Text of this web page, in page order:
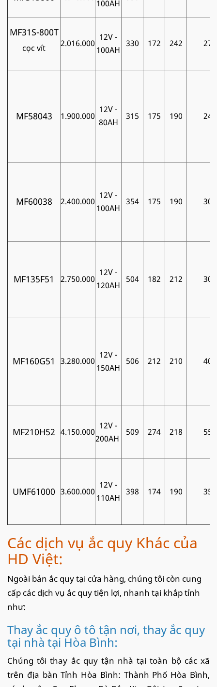
100AH
MF31S-800T
cọc vít 2.016.000
12V -
100AH
330 172 242 27
MF58043 1.900.000
12V -
80AH
315 175 190 24
MF60038 2.400.000
12V -
100AH
354 175 190 30
MF135F51 2.750.000
12V -
120AH
504 182 212 30
MF160G51 3.280.000
12V -
150AH
506 212 210 40
MF210H52 4.150.000
12V -
200AH
509 274 218 55
UMF61000 3.600.000
12V -
110AH
398 174 190 35
Các dịch vụ ắc quy Khác của
HD Việt:
Ngoài bán ắc quy tại cửa hàng, chúng tôi còn cung
cấp các dịch vụ ắc quy tiện lợi, nhanh tại khắp tỉnh
như:
Thay ắc quy ô tô tận nơi, thay ắc quy
tại nhà tại Hòa Bình:
Chúng tôi thay ắc quy tận nhà tại toàn bộ các xã
trên địa bàn Tỉnh Hòa Bình: Thành Phố Hòa Bình,